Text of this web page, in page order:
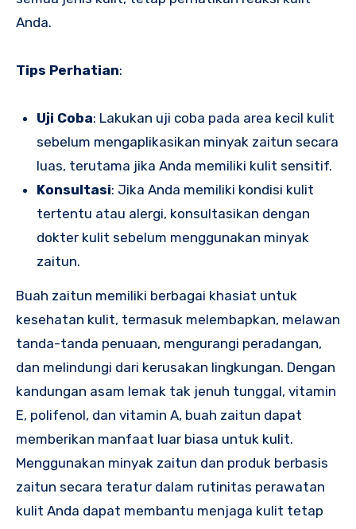
Anda.
Tips Perhatian:
Uji Coba: Lakukan uji coba pada area kecil kulit
sebelum mengaplikasikan minyak zaitun secara
luas, terutama jika Anda memiliki kulit sensitif.
Konsultasi: Jika Anda memiliki kondisi kulit
tertentu atau alergi, konsultasikan dengan
dokter kulit sebelum menggunakan minyak
zaitun.
Buah zaitun memiliki berbagai khasiat untuk
kesehatan kulit, termasuk melembapkan, melawan
tanda-tanda penuaan, mengurangi peradangan,
dan melindungi dari kerusakan lingkungan. Dengan
kandungan asam lemak tak jenuh tunggal, vitamin
E, polifenol, dan vitamin A, buah zaitun dapat
memberikan manfaat luar biasa untuk kulit.
Menggunakan minyak zaitun dan produk berbasis
zaitun secara teratur dalam rutinitas perawatan
kulit Anda dapat membantu menjaga kulit tetap